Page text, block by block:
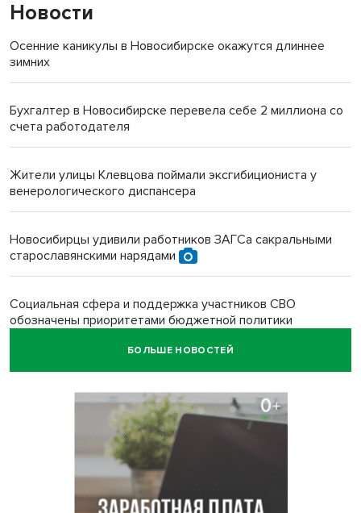
Новости
Осенние каникулы в Новосибирске окажутся длиннее
зимних
Бухгалтер в Новосибирске перевела себе 2 миллиона со
счета работодателя
Жители улицы Клевцова поймали эксгибициониста у
венерологического диспансера
Новосибирцы удивили работников ЗАГСа сакральными
старославянскими нарядами
Социальная сфера и поддержка участников СВО
обозначены приоритетами бюджетной политики
Парашютную вышку за 16 миллионов закупил детский
лагерь под Новосибирском
БОЛЬШЕ НОВОСТЕЙ